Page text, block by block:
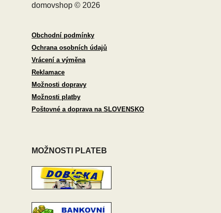
domovshop © 2026
Obchodní podmínky
Ochrana osobních údajů
Vrácení a výměna
Reklamace
Možnosti dopravy
Možnosti platby
Poštovné a doprava na SLOVENSKO
MOŽNOSTI PLATEB